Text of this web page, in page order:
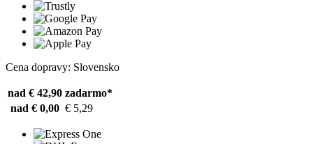
Cena dopravy: Slovensko
nad € 42,90 zadarmo*
nad € 0,00 € 5,29